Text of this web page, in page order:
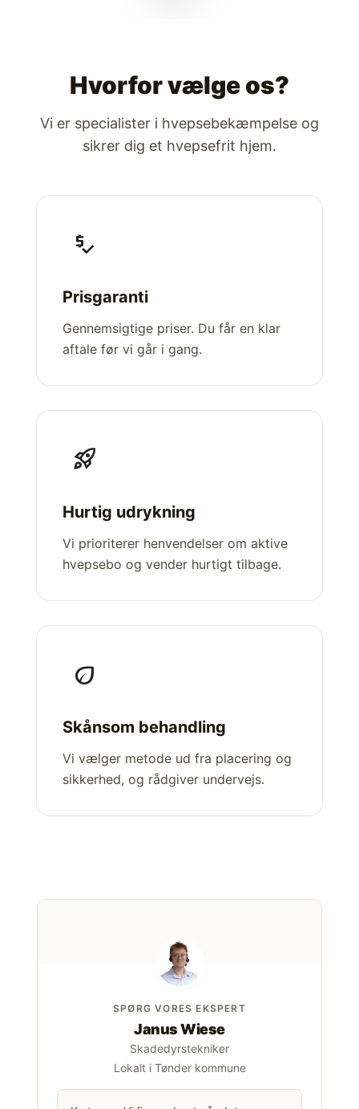
Hvorfor vælge os?
Vi er specialister i hvepsebekæmpelse og
sikrer dig et hvepsefrit hjem.
price_check
Prisgaranti
Gennemsigtige priser. Du får en klar
aftale før vi går i gang.
rocket_launch
Hurtig udrykning
Vi prioriterer henvendelser om aktive
hvepsebo og vender hurtigt tilbage.
eco
Skånsom behandling
Vi vælger metode ud fra placering og
sikkerhed, og rådgiver undervejs.
SPØRG VORES EKSPERT
Janus Wiese
Skadedyrstekniker
Lokalt i Tønder kommune